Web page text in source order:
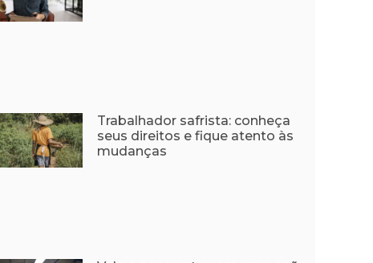
Trabalhador safrista: conheça
seus direitos e fique atento às
mudanças